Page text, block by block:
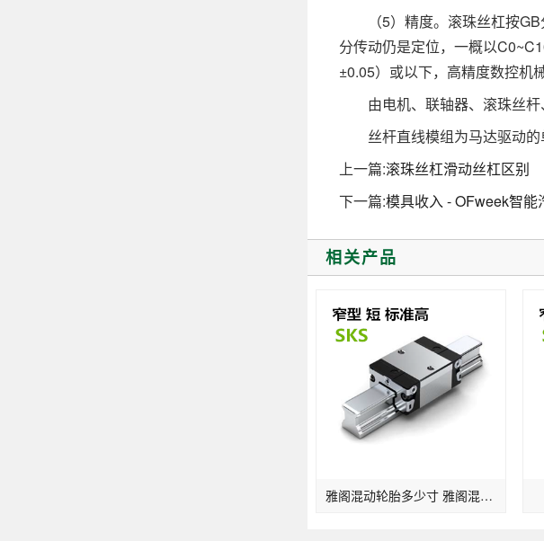
（5）精度。滚珠丝杠按GB
分传动仍是定位，一概以
±0.05）或以下，高精度数控机
由电机、联轴器、滚珠丝杆
丝杆直线模组为马达驱动的
上一篇:滚珠丝杠滑动丝杠区别
下一篇:模具收入 - OFweek智能
相关产品
雅阁混动轮胎多少寸 雅阁混动版轮胎标准